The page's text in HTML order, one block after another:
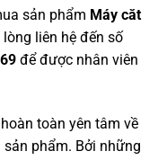
sản phẩm Máy căt
liên hệ đến số
để được nhân viên
toàn yên tâm về
phẩm. Bởi những